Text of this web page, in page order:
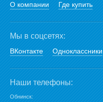
О компании
Где купить
Мы в соцсетях:
ВКонтакте Одноклассники
Наши телефоны:
Обнинск: